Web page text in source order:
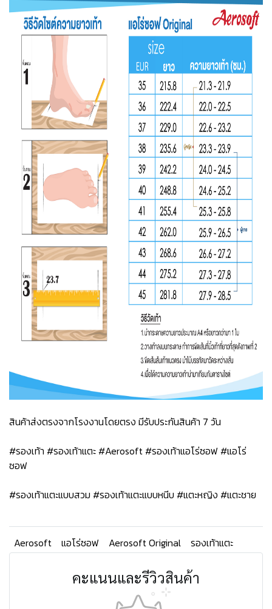
สินค้าส่งตรงจากโรงงานโดยตรง มีรับประกันสินค้า 7 วัน
#รองเท้า #รองเท้าแตะ #Aerosoft #รองเท้าแอโร่ซอฟ #แอโร่
ซอฟ
#รองเท้าแตะแบบสวม #รองเท้าแตะแบบหนีบ #แตะหญิง #แตะชาย
Aerosoft แอโร่ซอฟ Aerosoft Original รองเท้าแตะ
คะแนนและรีวิวสินค้า